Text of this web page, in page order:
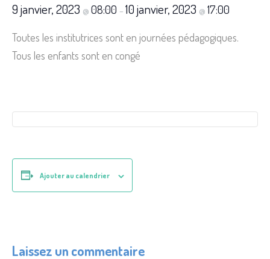
9 janvier, 2023 @ 08:00 – 10 janvier, 2023 @ 17:00
Toutes les institutrices sont en journées pédagogiques.
Tous les enfants sont en congé
Ajouter au calendrier
Laissez un commentaire